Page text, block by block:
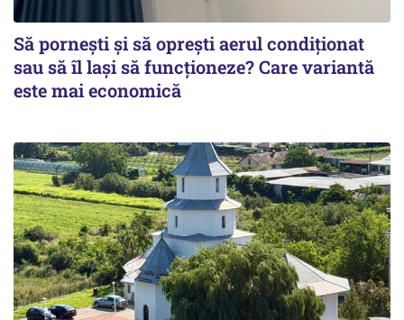
Să pornești și să oprești aerul condiționat
sau să îl lași să funcționeze? Care variantă
este mai economică